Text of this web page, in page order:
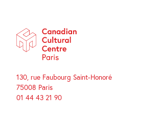
130, rue Faubourg Saint-Honoré
75008 Paris
01 44 43 21 90